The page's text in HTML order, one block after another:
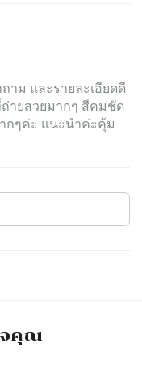
าม และรายละเอียดดี
ถ่ายสวยมากๆ สีคมชัด
ๆค่ะ แนะนำค่ะคุ้ม
จคุณ